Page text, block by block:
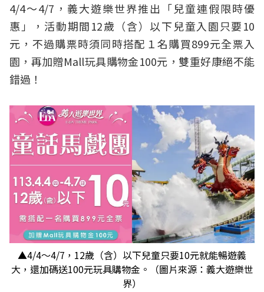
4/4～4/7，義大遊樂世界推出「兒童連假限時優
惠」，活動期間12歲（含）以下兒童入園只要10
元，不過購票時須同時搭配１名購買899元全票入
園，再加贈Mall玩具購物金100元，雙重好康絕不能
錯過！
▲4/4～4/7，12歲（含）以下兒童只要10元就能暢遊義
大，還加碼送100元玩具購物金。（圖片來源：義大遊樂世
界）